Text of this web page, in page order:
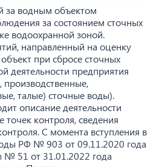
за водным объектом
за состоянием сточных
водоохранной зоной.
направленный на оценку
при сбросе сточных
деятельности предприятия
производственные,
талые) сточные воды).
описание деятельности
точек контроля, сведения
С момента вступления в
РФ № 903 от 09.11.2020 года
51 от 31.01.2022 года